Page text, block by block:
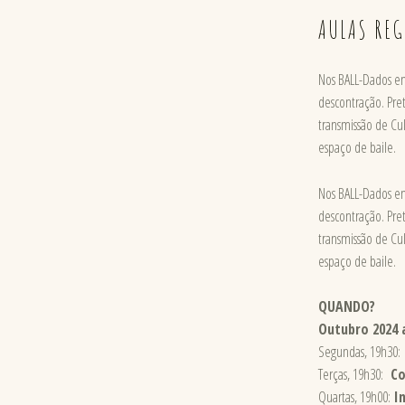
AULAS
Nos BALL-Dados
descontração.
transmissão de
espaço de baile.
Nos BALL-Dados
descontração.
transmissão de
espaço de baile.
QUANDO?
Outubro 2024
Segundas,
Terças, 19h30:
Quartas, 19h00: